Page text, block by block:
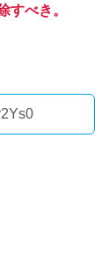
すべき。